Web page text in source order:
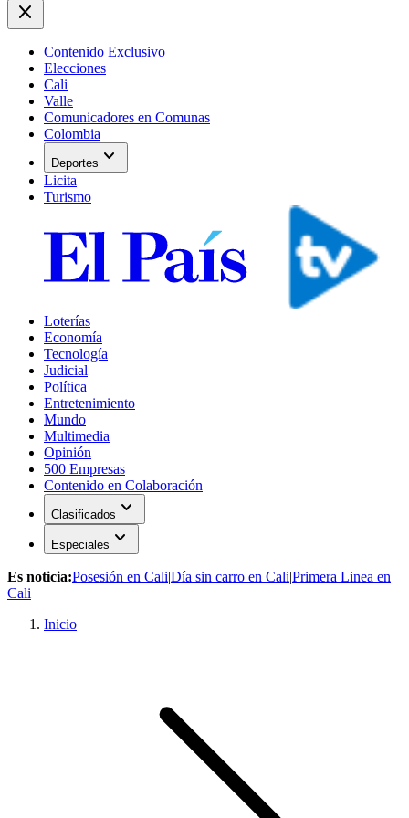
close
Contenido Exclusivo
Elecciones
Cali
Valle
Comunicadores en Comunas
Colombia
Deportes expand_more
Licita
Turismo
Loterías
Economía
Tecnología
Judicial
Política
Entretenimiento
Mundo
Multimedia
Opinión
500 Empresas
Contenido en Colaboración
Clasificados expand_more
Especiales expand_more
Es noticia:Posesión en Cali|Día sin carro en Cali|Primera Linea en
Cali
Inicio